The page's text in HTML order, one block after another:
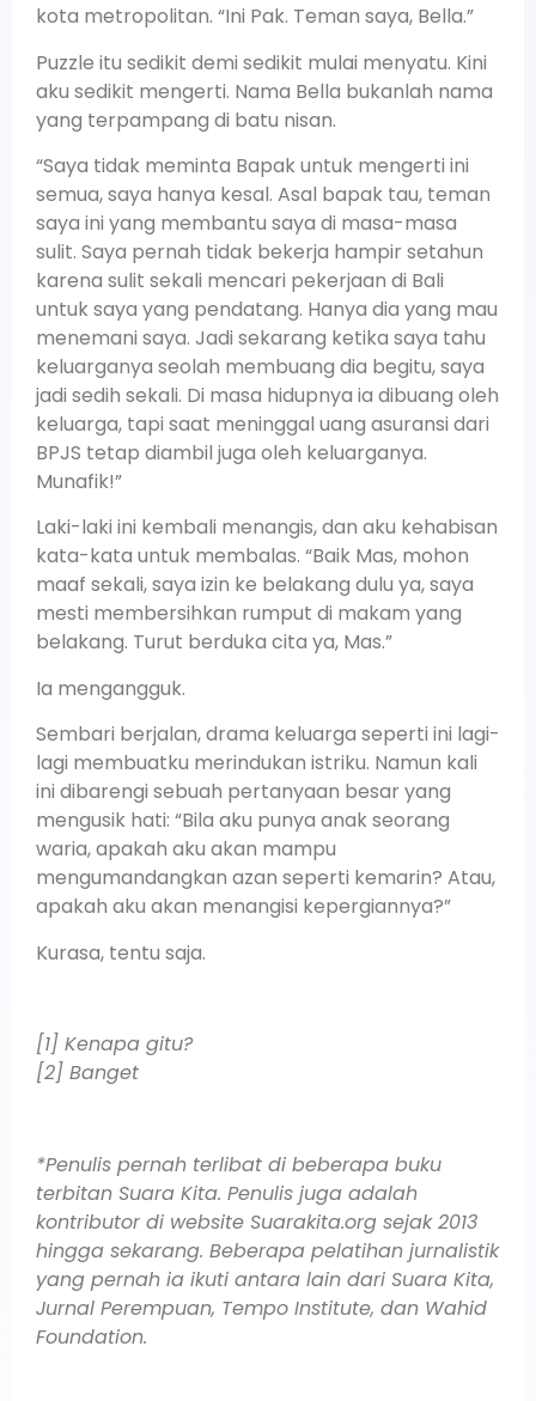
kota metropolitan. “Ini Pak. Teman saya, Bella.”
Puzzle itu sedikit demi sedikit mulai menyatu. Kini
aku sedikit mengerti. Nama Bella bukanlah nama
yang terpampang di batu nisan.
“Saya tidak meminta Bapak untuk mengerti ini
semua, saya hanya kesal. Asal bapak tau, teman
saya ini yang membantu saya di masa-masa
sulit. Saya pernah tidak bekerja hampir setahun
karena sulit sekali mencari pekerjaan di Bali
untuk saya yang pendatang. Hanya dia yang mau
menemani saya. Jadi sekarang ketika saya tahu
keluarganya seolah membuang dia begitu, saya
jadi sedih sekali. Di masa hidupnya ia dibuang oleh
keluarga, tapi saat meninggal uang asuransi dari
BPJS tetap diambil juga oleh keluarganya.
Munafik!”
Laki-laki ini kembali menangis, dan aku kehabisan
kata-kata untuk membalas. “Baik Mas, mohon
maaf sekali, saya izin ke belakang dulu ya, saya
mesti membersihkan rumput di makam yang
belakang. Turut berduka cita ya, Mas.”
Ia mengangguk.
Sembari berjalan, drama keluarga seperti ini lagi-
lagi membuatku merindukan istriku. Namun kali
ini dibarengi sebuah pertanyaan besar yang
mengusik hati: “Bila aku punya anak seorang
waria, apakah aku akan mampu
mengumandangkan azan seperti kemarin? Atau,
apakah aku akan menangisi kepergiannya?”
Kurasa, tentu saja.
[1] Kenapa gitu?
[2] Banget
*Penulis pernah terlibat di beberapa buku
terbitan Suara Kita. Penulis juga adalah
kontributor di website Suarakita.org sejak 2013
hingga sekarang. Beberapa pelatihan jurnalistik
yang pernah ia ikuti antara lain dari Suara Kita,
Jurnal Perempuan, Tempo Institute, dan Wahid
Foundation.